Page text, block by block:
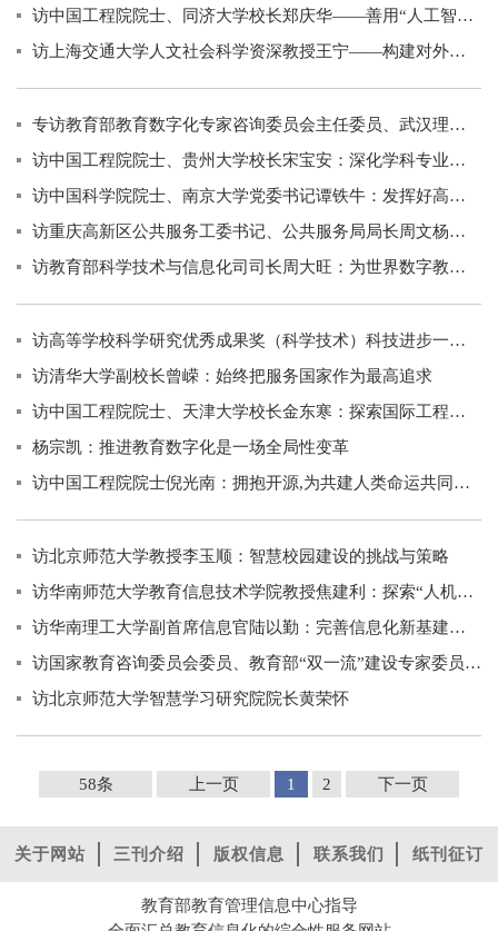
访中国工程院院士、同济大学校长郑庆华——善用“人工智能+”为高等教育全面赋能
访上海交通大学人文社会科学资深教授王宁——构建对外传播的中国话语体系
专访教育部教育数字化专家咨询委员会主任委员、武汉理工大学校长杨宗凯：智能时代高校人才培养的新使命
访中国工程院院士、贵州大学校长宋宝安：深化学科专业供给侧改革
访中国科学院院士、南京大学党委书记谭铁牛：发挥好高等教育龙头作用
访重庆高新区公共服务工委书记、公共服务局局长周文杨：以智慧教育培育未来智慧之星
访教育部科学技术与信息化司司长周大旺：为世界数字教育发展贡献中国智慧
访高等学校科学研究优秀成果奖（科学技术）科技进步一等奖获得者王成善：甘坐“冷板凳” 探出新天地
访清华大学副校长曾嵘：始终把服务国家作为最高追求
访中国工程院院士、天津大学校长金东寒：探索国际工程教育的“中国方案”
杨宗凯：推进教育数字化是一场全局性变革
访中国工程院院士倪光南：拥抱开源,为共建人类命运共同体作出贡献
访北京师范大学教授李玉顺：智慧校园建设的挑战与策略
访华南师范大学教育信息技术学院教授焦建利：探索“人机共生”的教育路径
访华南理工大学副首席信息官陆以勤：完善信息化新基建建设 华南理工大学打造绿色智慧校
访国家教育咨询委员会委员、教育部“双一流”建设专家委员会委员、北京师范大学教授钟秉林：深入推进新一轮“双一流”建设
访北京师范大学智慧学习研究院院长黄荣怀
58条 上一页 1 2 下一页
关于网站 三刊介绍 版权信息 联系我们 纸刊征订
教育部教育管理信息中心指导